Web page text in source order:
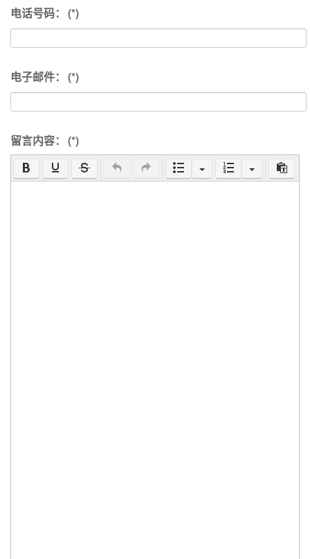
电话号码： (*)
电子邮件： (*)
留言内容： (*)